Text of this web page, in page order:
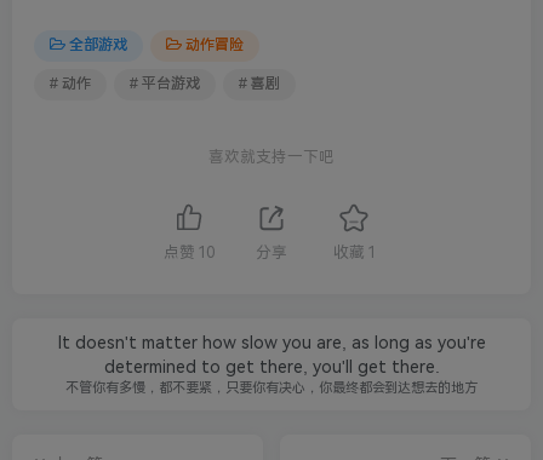
全部游戏 动作冒险
# 动作 # 平台游戏 # 喜剧
喜欢就支持一下吧
点赞 10 分享 收藏 1
It doesn't matter how slow you are, as long as you're
determined to get there, you'll get there.
不管你有多慢，都不要紧，只要你有决心，你最终都会到达想去的地方